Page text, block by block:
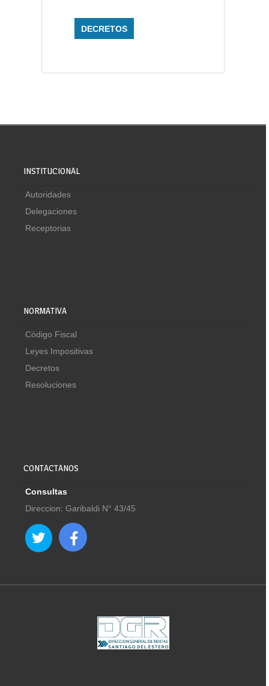
DECRETOS
INSTITUCIONAL
Autoridades
Delegaciones
Receptorias
NORMATIVA
Código Fiscal
Leyes Impositivas
Decretos
Resoluciones
CONTACTANOS
Consultas
Direccion: Garibaldi N° 43/45